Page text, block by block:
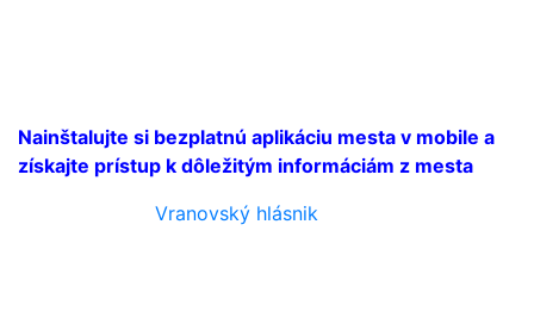
Nainštalujte si bezplatnú aplikáciu mesta v mobile a
získajte prístup k dôležitým informáciám z mesta
Vranovský hlásnik